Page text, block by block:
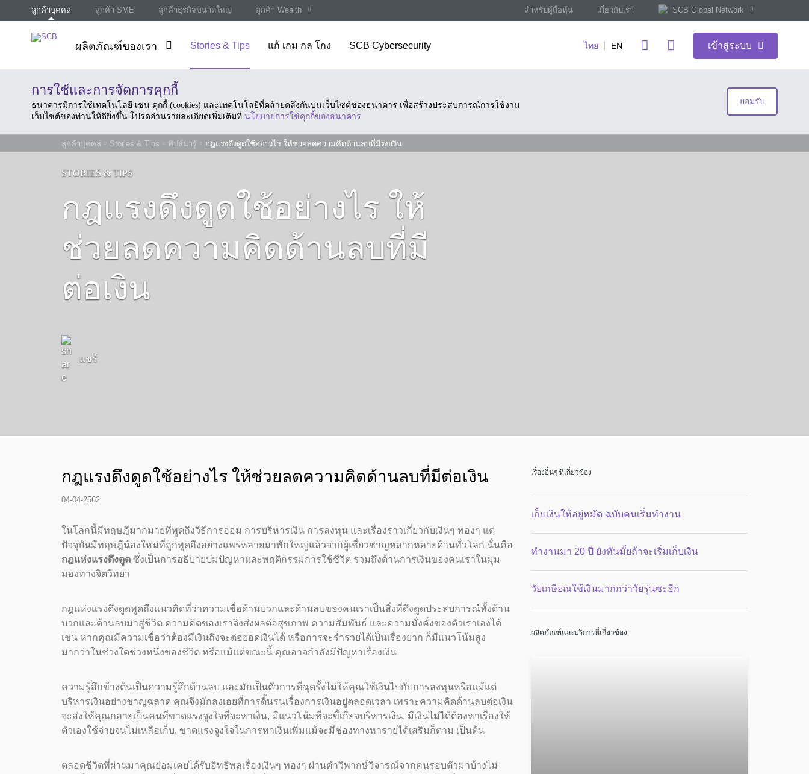
ลูกค้าบุคคล ลูกค้า SME ลูกค้าธุรกิจขนาดใหญ่ ลูกค้า Wealth สำหรับผู้ถือหุ้น เกี่ยวกับเรา SCB Global Network
ผลิตภัณฑ์ของเรา Stories & Tips แก้ เกม กล โกง SCB Cybersecurity ไทย EN เข้าสู่ระบบ
การใช้และการจัดการคุกกี้
ธนาคารมีการใช้เทคโนโลยี เช่น คุกกี้ (cookies) และเทคโนโลยีที่คล้ายคลึงกันบนเว็บไซต์ของธนาคาร เพื่อสร้างประสบการณ์การใช้งาน
เว็บไซต์ของท่านให้ดียิ่งขึ้น โปรดอ่านรายละเอียดเพิ่มเติมที่ นโยบายการใช้คุกกี้ของธนาคาร
ยอมรับ
ลูกค้าบุคคล Stories & Tips ทิปส์น่ารู้ กฎแรงดึงดูดใช้อย่างไร ให้ช่วยลดความคิดด้านลบที่มีต่อเงิน
STORIES & TIPS
กฎแรงดึงดูดใช้อย่างไร ให้
ช่วยลดความคิดด้านลบที่มี
ต่อเงิน
แชร์
กฎแรงดึงดูดใช้อย่างไร ให้ช่วยลดความคิดด้านลบที่มีต่อเงิน
04-04-2562
ในโลกนี้มีทฤษฎีมากมายที่พูดถึงวิธีการออม การบริหารเงิน การลงทุน และเรื่องราวเกี่ยวกับเงินๆ ทองๆ แต่
ปัจจุบันมีทฤษฎีน้องใหม่ที่ถูกพูดถึงอย่างแพร่หลายมาพักใหญ่แล้วจากผู้เชี่ยวชาญหลากหลายด้านทั่วโลก นั่นคือ
กฎแห่งแรงดึงดูด ซึ่งเป็นการอธิบายปมปัญหาและพฤติกรรมการใช้ชีวิต รวมถึงด้านการเงินของคนเราในมุม
มองทางจิตวิทยา
กฎแห่งแรงดึงดูดพูดถึงแนวคิดที่ว่าความเชื่อด้านบวกและด้านลบของคนเราเป็นสิ่งที่ดึงดูดประสบการณ์ทั้งด้าน
บวกและด้านลบมาสู่ชีวิต ความคิดของเราจึงส่งผลต่อสุขภาพ ความสัมพันธ์ และความมั่งคั่งของตัวเราเองได้
เช่น หากคุณมีความเชื่อว่าต้องมีเงินถึงจะต่อยอดเงินได้ หรือการจะร่ำรวยได้เป็นเรื่องยาก ก็มีแนวโน้มสูง
มากว่าในช่วงใดช่วงหนึ่งของชีวิต หรือแม้แต่ขณะนี้ คุณอาจกำลังมีปัญหาเรื่องเงิน
ความรู้สึกข้างต้นเป็นความรู้สึกด้านลบ และมักเป็นตัวการที่ฉุดรั้งไม่ให้คุณใช้เงินไปกับการลงทุนหรือแม้แต่
บริหารเงินอย่างชาญฉลาด คุณจึงมักลงเอยที่การดิ้นรนเรื่องการเงินอยู่ตลอดเวลา เพราะความคิดด้านลบต่อเงิน
จะส่งให้คุณกลายเป็นคนที่ขาดแรงจูงใจที่จะหาเงิน, มีแนวโน้มที่จะขี้เกียจบริหารเงิน, มีเงินไม่ได้ต้องหาเรื่องให้
ตัวเองใช้จ่ายจนไม่เหลือเก็บ, ขาดแรงจูงใจในการหาเงินเพิ่มแม้จะมีช่องทางหารายได้เสริมก็ตาม เป็นต้น
ตลอดชีวิตที่ผ่านมาคุณย่อมเคยได้รับอิทธิพลเรื่องเงินๆ ทองๆ ผ่านคำวิพากษ์วิจารณ์จากคนรอบตัวมาบ้างไม่
เรื่องอื่นๆ ที่เกี่ยวข้อง
เก็บเงินให้อยู่หมัด ฉบับคนเริ่มทำงาน
ทำงานมา 20 ปี ยังทันมั้ยถ้าจะเริ่มเก็บเงิน
วัยเกษียณใช้เงินมากกว่าวัยรุ่นซะอีก
ผลิตภัณฑ์และบริการที่เกี่ยวข้อง